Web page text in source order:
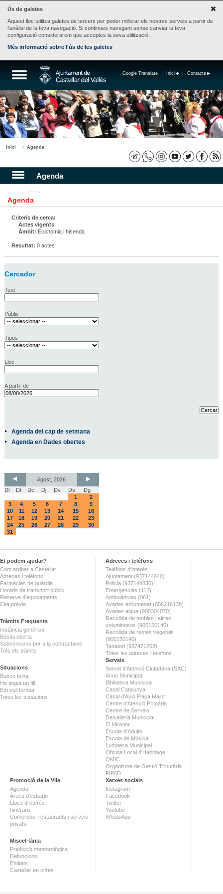
Ús de galetes
Aquest lloc utilitza galetes de tercers per poder millorar els nostres serveis a partir de
l'anàlisi de la teva navegació. Si continues navegant sense canviar la teva
configuració considerarem que acceptes la seva utilització.
Més informació sobre l'ús de les galetes
Contacte
Inici
Google Translate
Inici Agenda
Agenda
Agenda
Criteris de cerca:
Actes vigents
Àmbit: Economia i hisenda
Resultat: 0 actes
Cercador
Text
Públic
Tipus
Lloc
A partir de
Agenda del cap de setmana
Agenda en Dades obertes
Agost, 2026
Dl
Dt Dc Dj Dv Ds
Dg
1
2
3
4 5 6 7 8
9
10
11 12 13 14 15
16
17
18 19 20 21 22
23
24
25 26 27 28 29
30
31
Et podem ajudar?
Com arribar a Castellar
Adreces i telèfons
Farmàcies de guàrdia
Horaris de transport públic
Reserva d'equipaments
Cita prèvia
Tràmits Freqüents
Instància genèrica
Bústia oberta
Subvencions per a la contractació
Tots els tràmits
Situacions
Busco feina
He tingut un fill
Em vull formar
Totes les situacions
Adreces i telèfons
Telèfons d'interès
Ajuntament (937144040)
Policia (937144830)
Emergències (112)
Ambulàncies (061)
Avaries enllumenat (686216138)
Avaries aigua (900304070)
Recollida de mobles i altres
voluminosos (900150140)
Recollida de restes vegetals
(900150140)
Tanatori (937471203)
Totes les adreces i telèfons
Serveis
Servei d'Atenció Ciutadana (SAC)
Arxiu Municipal
Biblioteca Municipal
Casal Catalunya
Casal d'Avis Plaça Major
Centre d'Atenció Primària
Centre de Serveis
Deixalleria Municipal
El Mirador
Escola d'Adults
Escola de Música
Ludoteca Municipal
Oficina Local d'Habitatge
OMIC
Organisme de Gestió Tributària
PIPAD
Promoció de la Vila
Agenda
Àrees d'esbarjo
Llocs d'interès
Itineraris
Comerços, restaurants i serveis
privats
Miscel·lània
Predicció meteorològica
Defuncions
Entitats
Castellar en xifres
Xarxes socials
Instagram
Facebook
Twitter
Youtube
WhatsApp